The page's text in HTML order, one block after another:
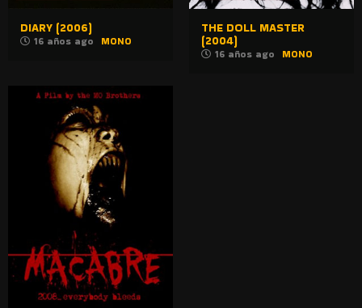
DIARY (2006)
16 años ago MONO
THE DOLL MASTER
(2004)
16 años ago MONO